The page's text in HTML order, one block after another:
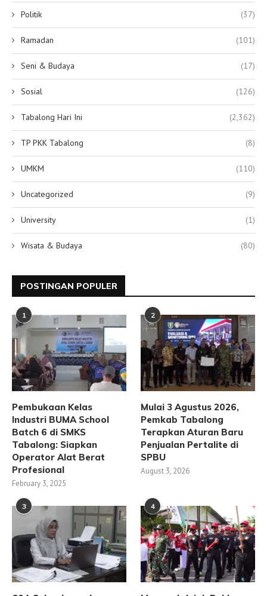
Politik (37)
Ramadan (101)
Seni & Budaya (17)
Sosial (126)
Tabalong Hari Ini (2,362)
TP PKK Tabalong (8)
UMKM (110)
Uncategorized (9)
University (1)
Wisata & Budaya (80)
POSTINGAN POPULER
1
Pembukaan Kelas
Industri BUMA School
Batch 6 di SMKS
Tabalong: Siapkan
Operator Alat Berat
Profesional
February 3, 2025
2
Mulai 3 Agustus 2026,
Pemkab Tabalong
Terapkan Aturan Baru
Penjualan Pertalite di
SPBU
August 3, 2026
3 4